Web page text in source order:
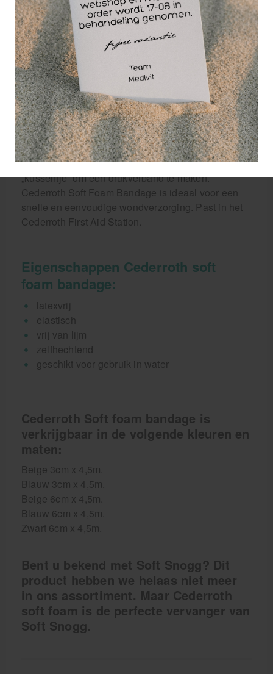
armen, tenen, voeten en benen, etc. Het verband is
geschikt voor alle typen kleine wonden
onafhankelijk van warmte, koude, natheid of
droogte en blijft zitten, zelfs in water.
Cederroth Soft Foam Bandage is een zelfhechtende
pleister en bevat dus geen lijm. Dit betekent dat
deze niet vastplakt aan uw huid of haar. Scheur
gewoon een passend stuk af en wind dit rond het
gewonde lichaamsdeel. Bij een sterke bloeding
vormt u een stuk Soft Foam Bandage tot een
„kussentje” om een drukverband te maken.
Cederroth Soft Foam Bandage is ideaal voor een
snelle en eenvoudige wondverzorging. Past in het
Cederroth First Aid Station.
Eigenschappen Cederroth soft
foam bandage:
latexvrij
elastisch
vrij van lijm
zelfhechtend
geschikt voor gebruik in water
Cederroth Soft foam bandage is
verkrijgbaar in de volgende kleuren en
maten:
Beige 3cm x 4,5m.
Blauw 3cm x 4,5m.
Beige 6cm x 4,5m.
Blauw 6cm x 4,5m.
Zwart 6cm x 4,5m.
Bent u bekend met Soft Snogg? Dit
product hebben we helaas niet meer
in ons assortiment. Maar Cederroth
soft foam is de perfecte vervanger van
Soft Snogg.